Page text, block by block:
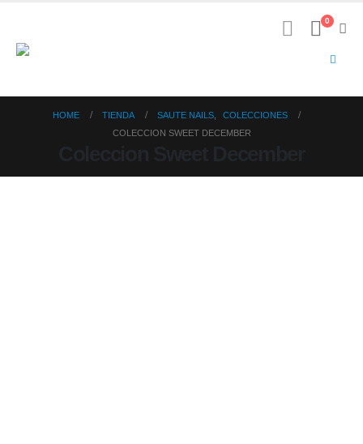
0
HOME TIENDA SAUTE NAILS
COLECCIONES
COLECCION SWEET DECEMBER